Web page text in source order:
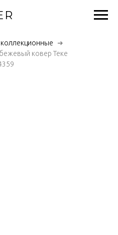
ковер Теке